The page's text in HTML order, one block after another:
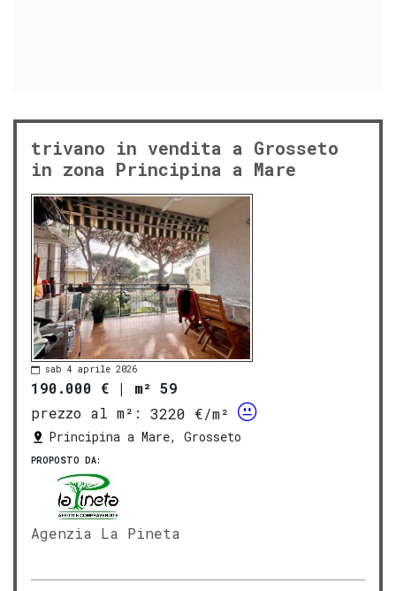
trivano in vendita a Grosseto
in zona Principina a Mare
sab 4 aprile 2026
190.000 € | m² 59
prezzo al m²:
3220 €/m²
Principina a Mare, Grosseto
PROPOSTO DA:
Agenzia La Pineta